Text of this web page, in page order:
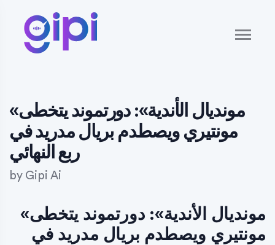
«مونديال الأندية»: دورتموند يتخطى
مونتيري ويصطدم بريال مدريد في
ربع النهائي
by Gipi Ai
«مونديال الأندية»: دورتموند يتخطى
مونتيري ويصطدم بريال مدريد في